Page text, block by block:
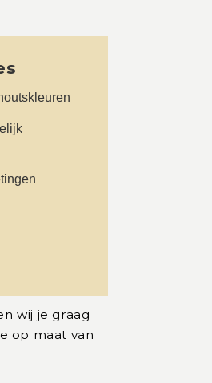
wij je graag
op maat van